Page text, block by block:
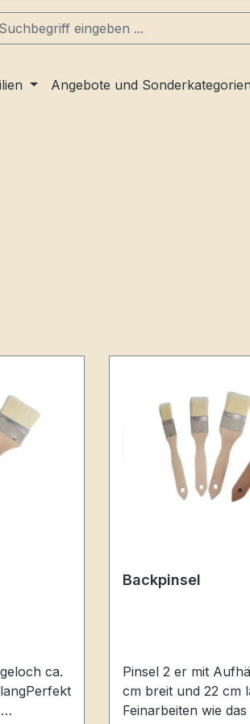
Angebote und Sonderkategorien
Backpinsel
Pinsel 2 er mit
cm breit und 22 cm
Feinarbeiten wie